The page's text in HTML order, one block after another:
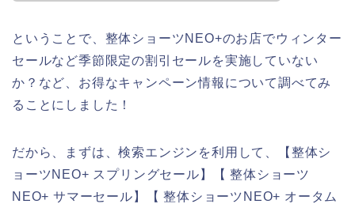
ということで、整体ショーツNEO+のお店でウィンター
セールなど季節限定の割引セールを実施していない
か？など、お得なキャンペーン情報について調べてみ
ることにしました！
だから、まずは、検索エンジンを利用して、【整体シ
ョーツNEO+ スプリングセール】【 整体ショーツ
NEO+ サマーセール】【 整体ショーツNEO+ オータム